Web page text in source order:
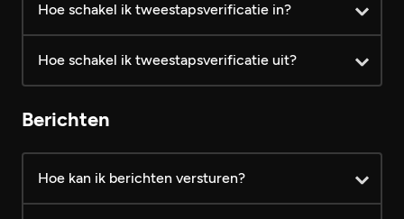
Android iOS Android
iOS
Android
Hoe schakel ik tweestapsverificatie in?
Hoe schakel ik tweestapsverificatie uit?
Berichten
Hoe kan ik berichten versturen?